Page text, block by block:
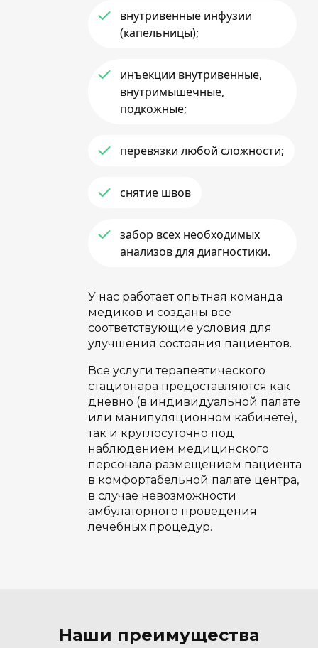
внутривенные инфузии
(капельницы);
инъекции внутривенные,
внутримышечные,
подкожные;
перевязки любой сложности;
снятие швов
забор всех необходимых
анализов для диагностики.
У нас работает опытная команда
медиков и созданы все
соответствующие условия для
улучшения состояния пациентов.
Все услуги терапевтического
стационара предоставляются как
дневно (в индивидуальной палате
или манипуляционном кабинете),
так и круглосуточно под
наблюдением медицинского
персонала размещением пациента
в комфортабельной палате центра,
в случае невозможности
амбулаторного проведения
лечебных процедур.
Наши преимущества